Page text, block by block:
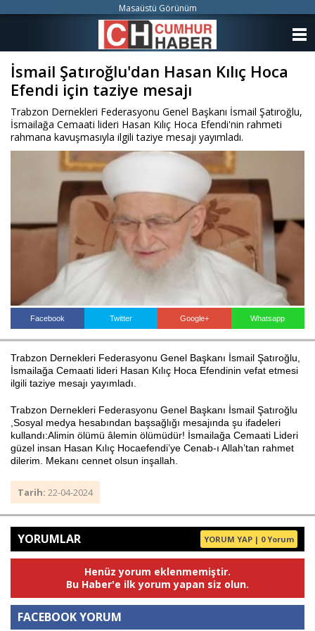
İsmail Şatıroğlu'dan Hasan Kılıç Hoca
Efendi için taziye mesajı
Trabzon Dernekleri Federasyonu Genel Başkanı İsmail Şatıroğlu,
İsmailağa Cemaati lideri Hasan Kılıç Hoca Efendi'nin rahmeti
rahmana kavuşmasıyla ilgili taziye mesajı yayımladı.
Facebook Twitter Google+ Whatsapp
Trabzon Dernekleri Federasyonu Genel Başkanı İsmail Şatıroğlu,
İsmailağa Cemaati lideri Hasan Kılıç Hoca Efendinin vefat etmesi
ilgili taziye mesajı yayımladı.
Trabzon Dernekleri Federasyonu Genel Başkanı İsmail Şatıroğlu
,Sosyal medya hesabından başsağlığı mesajında şu ifadeleri
kullandı:Alimin ölümü âlemin ölümüdür! İsmailağa Cemaati Lideri
güzel insan Hasan Kılıç Hocaefendi’ye Cenab-ı Allah’tan rahmet
dilerim. Mekanı cennet olsun inşallah.
Tarih: 22-04-2024
YORUMLAR YORUM YAP | 0 Yorum
Henüz yorum eklenmemiştir.
Bu Haber'e ilk yorum yapan siz olun.
FACEBOOK YORUM
Masaüstü Görünüm
KATEGORİLER
ANKETLER
FOTO GALERİ
VİDEO GALERİ
KÜNYE
Haberin Doğru Adresi.